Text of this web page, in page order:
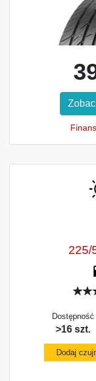
225/
Dostępność
>16 szt.
Dodaj